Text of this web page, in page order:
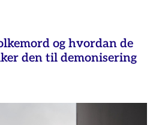
og hvordan de
den til demonisering